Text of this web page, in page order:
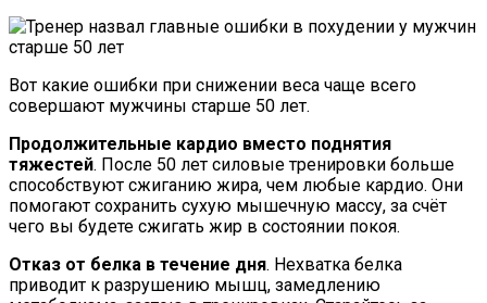
Вот какие ошибки при снижении веса чаще всего
совершают мужчины старше 50 лет.
Продолжительные кардио вместо поднятия
тяжестей. После 50 лет силовые тренировки больше
способствуют сжиганию жира, чем любые кардио. Они
помогают сохранить сухую мышечную массу, за счёт
чего вы будете сжигать жир в состоянии покоя.
Отказ от белка в течение дня. Нехватка белка
приводит к разрушению мышц, замедлению